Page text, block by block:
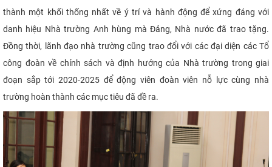
thành một khối thống nhất về ý trí và hành động để xứng đáng với
danh hiệu Nhà trường Anh hùng mà Đảng, Nhà nước đã trao tặng.
Đồng thời, lãnh đạo nhà trường cũng trao đổi với các đại diện các Tổ
công đoàn về chính sách và định hướng của Nhà trường trong giai
đoạn sắp tới 2020-2025 để động viên đoàn viên nỗ lực cùng nhà
trường hoàn thành các mục tiêu đã đề ra.